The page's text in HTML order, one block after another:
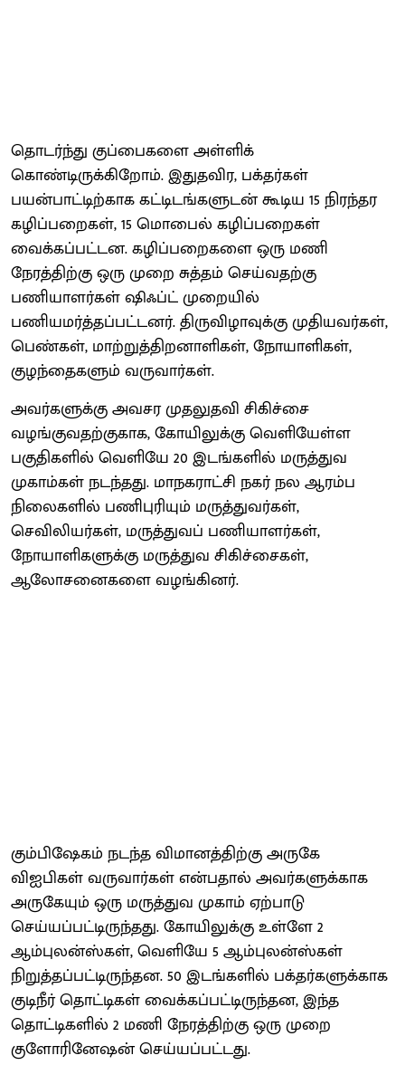
தொடர்ந்து குப்பைகளை அள்ளிக்
கொண்டிருக்கிறோம். இதுதவிர, பக்தர்கள்
பயன்பாட்டிற்காக கட்டிடங்களுடன் கூடிய 15 நிரந்தர
கழிப்பறைகள், 15 மொபைல் கழிப்பறைகள்
வைக்கப்பட்டன. கழிப்பறைகளை ஒரு மணி
நேரத்திற்கு ஒரு முறை சுத்தம் செய்வதற்கு
பணியாளர்கள் ஷிஃப்ட் முறையில்
பணியமர்த்தப்பட்டனர். திருவிழாவுக்கு முதியவர்கள்,
பெண்கள், மாற்றுத்திறனாளிகள், நோயாளிகள்,
குழந்தைகளும் வருவார்கள்.
அவர்களுக்கு அவசர முதலுதவி சிகிச்சை
வழங்குவதற்குகாக, கோயிலுக்கு வெளியேள்ள
பகுதிகளில் வெளியே 20 இடங்களில் மருத்துவ
முகாம்கள் நடந்தது. மாநகராட்சி நகர் நல ஆரம்ப
நிலைகளில் பணிபுரியும் மருத்துவர்கள்,
செவிலியர்கள், மருத்துவப் பணியாளர்கள்,
நோயாளிகளுக்கு மருத்துவ சிகிச்சைகள்,
ஆலோசனைகளை வழங்கினர்.
கும்பிஷேகம் நடந்த விமானத்திற்கு அருகே
விஐபிகள் வருவார்கள் என்பதால் அவர்களுக்காக
அருகேயும் ஒரு மருத்துவ முகாம் ஏற்பாடு
செய்யப்பட்டிருந்தது. கோயிலுக்கு உள்ளே 2
ஆம்புலன்ஸ்கள், வெளியே 5 ஆம்புலன்ஸ்கள்
நிறுத்தப்பட்டிருந்தன. 50 இடங்களில் பக்தர்களுக்காக
குடிநீர் தொட்டிகள் வைக்கப்பட்டிருந்தன, இந்த
தொட்டிகளில் 2 மணி நேரத்திற்கு ஒரு முறை
குளோரினேஷன் செய்யப்பட்டது.